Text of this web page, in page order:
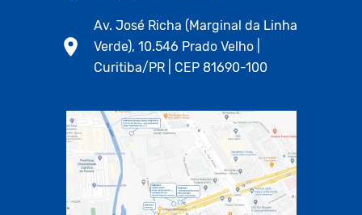
Av. José Richa (Marginal da Linha
Verde), 10.546 Prado Velho |
Curitiba/PR | CEP 81690-100